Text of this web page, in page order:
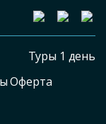
Туры 1 день
Оферта